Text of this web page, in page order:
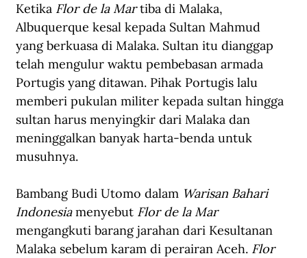
Ketika Flor de la Mar tiba di Malaka,
Albuquerque kesal kepada Sultan Mahmud
yang berkuasa di Malaka. Sultan itu dianggap
telah mengulur waktu pembebasan armada
Portugis yang ditawan. Pihak Portugis lalu
memberi pukulan militer kepada sultan hingga
sultan harus menyingkir dari Malaka dan
meninggalkan banyak harta-benda untuk
musuhnya.
Bambang Budi Utomo dalam Warisan Bahari
Indonesia menyebut Flor de la Mar
mengangkuti barang jarahan dari Kesultanan
Malaka sebelum karam di perairan Aceh. Flor